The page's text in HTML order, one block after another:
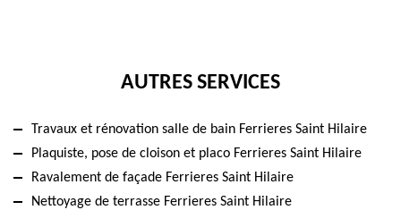
AUTRES SERVICES
Travaux et rénovation salle de bain Ferrieres Saint Hilaire
Plaquiste, pose de cloison et placo Ferrieres Saint Hilaire
Ravalement de façade Ferrieres Saint Hilaire
Nettoyage de terrasse Ferrieres Saint Hilaire